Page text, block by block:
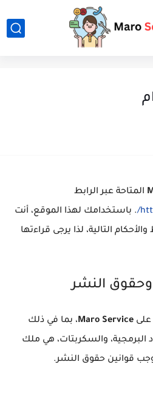
المتاحة عبر الرابط
. باستخدامك لهذا الموقع، أنت
التالية، لذا يرجى قراءتها
على Maro Service، بما في ذلك
البرمجية، والسكربتات، هي ملك
قوانين حقوق النشر.